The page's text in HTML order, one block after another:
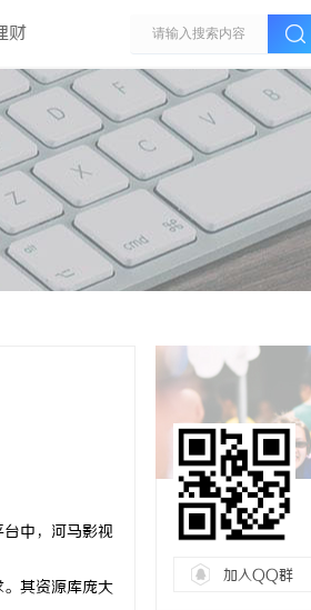
财
中，河马影视
其资源库庞大
加入QQ群